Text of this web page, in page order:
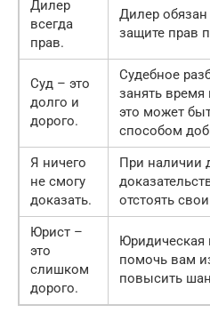
Дилер
всегда
прав.
Дилер
защите прав
Суд – это
долго и
дорого.
Судебное
занять время
это может
способом
Я ничего
не смогу
доказать.
При наличии
отстоять
Юрист –
это
слишком
дорого.
Юридическая
помочь вам
повысить